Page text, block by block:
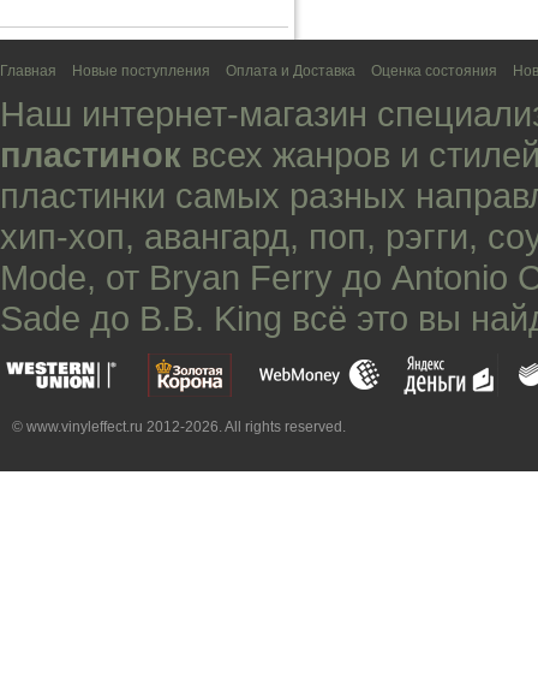
Главная Новые поступления Оплата и Доставка Оценка состояния
Наш интернет-магазин
пластинок всех жанров и
пластинки самых разных
хип-хоп, авангард, поп, рэгги,
Mode, от Bryan Ferry до Antonio
Sade до B.B. King всё это вы
© www.vinyleffect.ru 2012-2026. All rights reserved.